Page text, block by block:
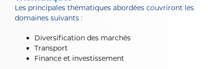
Les principales thématiques abordées couvriront les
domaines suivants :
Diversification des marchés
Transport
Finance et investissement